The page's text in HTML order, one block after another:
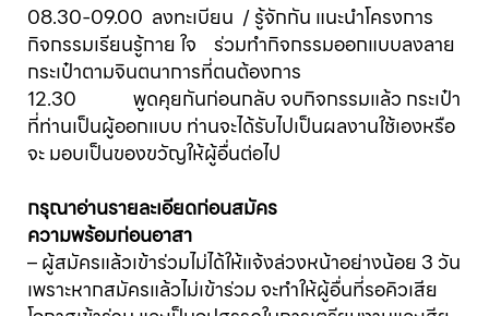
08.30-09.00 ลงทะเบียน / รู้จักกัน แนะนำโครงการ
กิจกรรมเรียนรู้กาย ใจ ร่วมทำกิจกรรมออกแบบลงลาย
กระเป๋าตามจินตนาการที่ตนต้องการ
12.30 พูดคุยกันก่อนกลับ จบกิจกรรมแล้ว กระเป๋า
ที่ท่านเป็นผู้ออกแบบ ท่านจะได้รับไปเป็นผลงานใช้เองหรือ
จะ มอบเป็นของขวัญให้ผู้อื่นต่อไป
กรุณาอ่านรายละเอียดก่อนสมัคร
ความพร้อมก่อนอาสา
– ผู้สมัครแล้วเข้าร่วมไม่ได้ให้แจ้งล่วงหน้าอย่างน้อย 3 วัน
เพราะหากสมัครแล้วไม่เข้าร่วม จะทำให้ผู้อื่นที่รอคิวเสีย